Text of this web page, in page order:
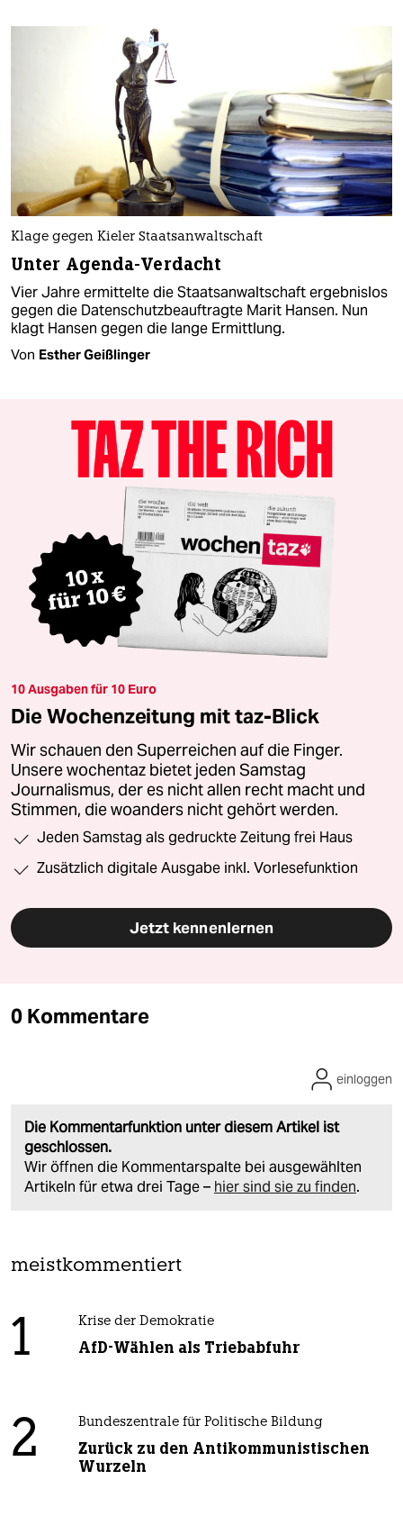
Klage gegen Kieler Staatsanwaltschaft
Unter Agenda-Verdacht
Vier Jahre ermittelte die Staatsanwaltschaft ergebnislos
gegen die Datenschutzbeauftragte Marit Hansen. Nun
klagt Hansen gegen die lange Ermittlung.
Von Esther Geißlinger
10 Ausgaben für 10 Euro
Die Wochenzeitung mit taz-Blick
Wir schauen den Superreichen auf die Finger.
Unsere wochentaz bietet jeden Samstag
Journalismus, der es nicht allen recht macht und
Stimmen, die woanders nicht gehört werden.
Jeden Samstag als gedruckte Zeitung frei Haus
Zusätzlich digitale Ausgabe inkl. Vorlesefunktion
Jetzt kennenlernen
0 Kommentare
Die Kommentarfunktion unter diesem Artikel ist
geschlossen.
Wir öffnen die Kommentarspalte bei ausgewählten
Artikeln für etwa drei Tage – hier sind sie zu finden.
einloggen
meistkommentiert
1 Krise der Demokratie
AfD-Wählen als Triebabfuhr
2 Bundeszentrale für Politische Bildung
Zurück zu den Antikommunistischen
Wurzeln